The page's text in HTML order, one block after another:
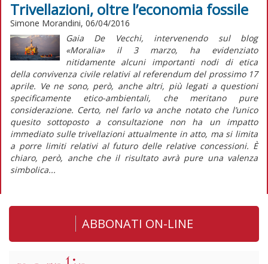
Trivellazioni, oltre l’economia fossile
Simone Morandini, 06/04/2016
Gaia De Vecchi, intervenendo sul blog
«Moralia» il 3 marzo, ha evidenziato
nitidamente alcuni importanti nodi di etica
della convivenza civile relativi al referendum del prossimo 17
aprile. Ve ne sono, però, anche altri, più legati a questioni
specificamente etico-ambientali, che meritano pure
considerazione. Certo, nel farlo va anche notato che l’unico
quesito sottoposto a consultazione non ha un impatto
immediato sulle trivellazioni attualmente in atto, ma si limita
a porre limiti relativi al futuro delle relative concessioni. È
chiaro, però, anche che il risultato avrà pure una valenza
simbolica...
ABBONATI ON-LINE